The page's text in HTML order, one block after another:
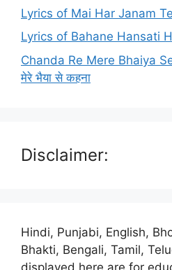
Lyrics of Mai Har Janam
Lyrics of Bahane Hansati
Chanda Re Mere Bhaiya
मेरे भैया से कहना
Disclaimer:
Hindi, Punjabi, English,
Bhakti, Bengali, Tamil,
displayed here are for